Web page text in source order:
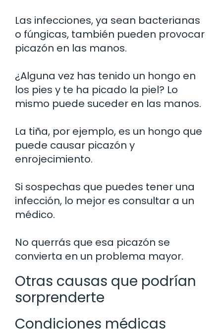
Las infecciones, ya sean bacterianas
o fúngicas, también pueden provocar
picazón en las manos.
¿Alguna vez has tenido un hongo en
los pies y te ha picado la piel? Lo
mismo puede suceder en las manos.
La tiña, por ejemplo, es un hongo que
puede causar picazón y
enrojecimiento.
Si sospechas que puedes tener una
infección, lo mejor es consultar a un
médico.
No querrás que esa picazón se
convierta en un problema mayor.
Otras causas que podrían
sorprenderte
Condiciones médicas